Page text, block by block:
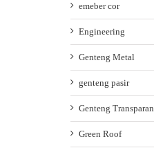
emeber cor
Engineering
Genteng Metal
genteng pasir
Genteng Transparan
Green Roof